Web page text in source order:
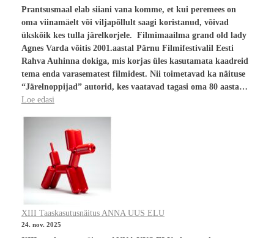
Prantsusmaal elab siiani vana komme, et kui peremees on
oma viinamäelt või viljapõllult saagi koristanud, võivad
ükskõik kes tulla järelkorjele. Filmimaailma grand old lady
Agnes Varda võitis 2001.aastal Pärnu Filmifestivalil Eesti
Rahva Auhinna dokiga, mis korjas üles kasutamata kaadreid
tema enda varasematest filmidest. Nii toimetavad ka näituse
“Järelnoppijad” autorid, kes vaatavad tagasi oma 80 aasta…
Loe edasi
XIII Taaskasutusnäitus ANNA UUS ELU
24. nov. 2025